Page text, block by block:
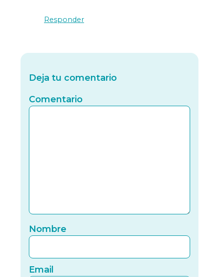
Responder
Deja tu comentario
Comentario
Nombre
Email